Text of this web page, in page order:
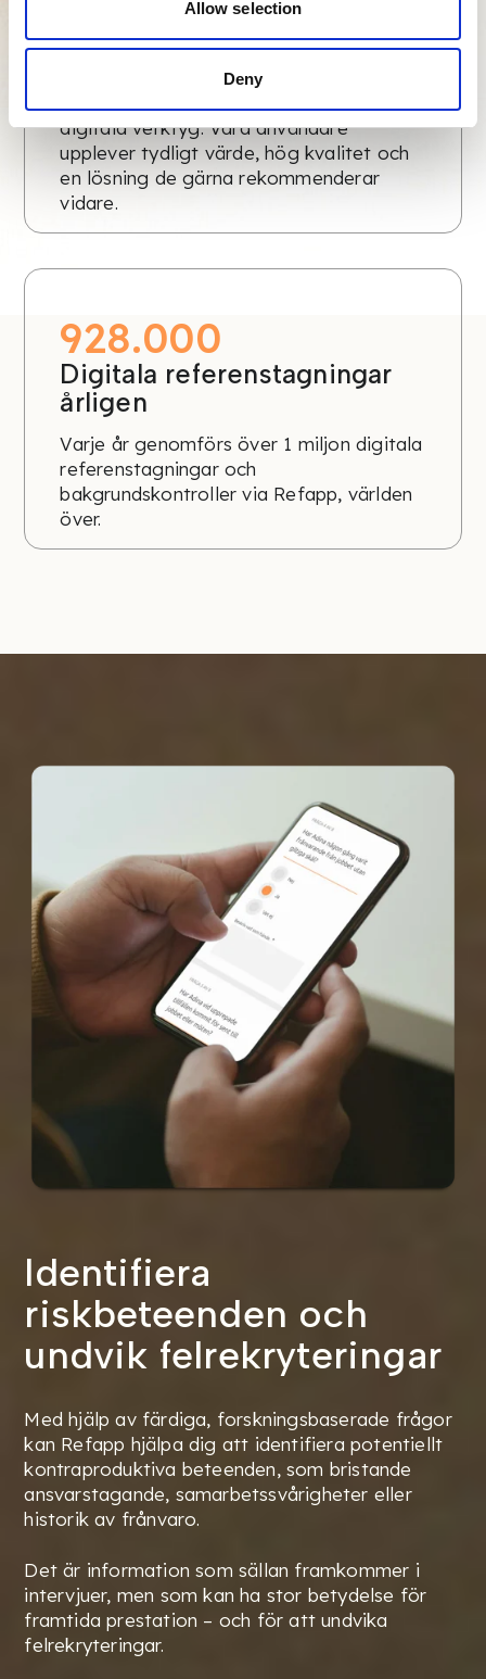
Allow selection
Deny
NPS
Med ett Net Promoter Score (NPS) på
85 ligger Refapp i toppskiktet bland
digitala verktyg. Våra användare
upplever tydligt värde, hög kvalitet och
en lösning de gärna rekommenderar
vidare.
1.000.000
Digitala referenstagningar
årligen
Varje år genomförs över 1 miljon digitala
referenstagningar och
bakgrundskontroller via Refapp, världen
över.
Identifiera
riskbeteenden och
undvik felrekryteringar
Med hjälp av färdiga, forskningsbaserade frågor
kan Refapp hjälpa dig att identifiera potentiellt
kontraproduktiva beteenden, som bristande
ansvarstagande, samarbetssvårigheter eller
historik av frånvaro.
Det är information som sällan framkommer i
intervjuer, men som kan ha stor betydelse för
framtida prestation – och för att undvika
felrekryteringar.